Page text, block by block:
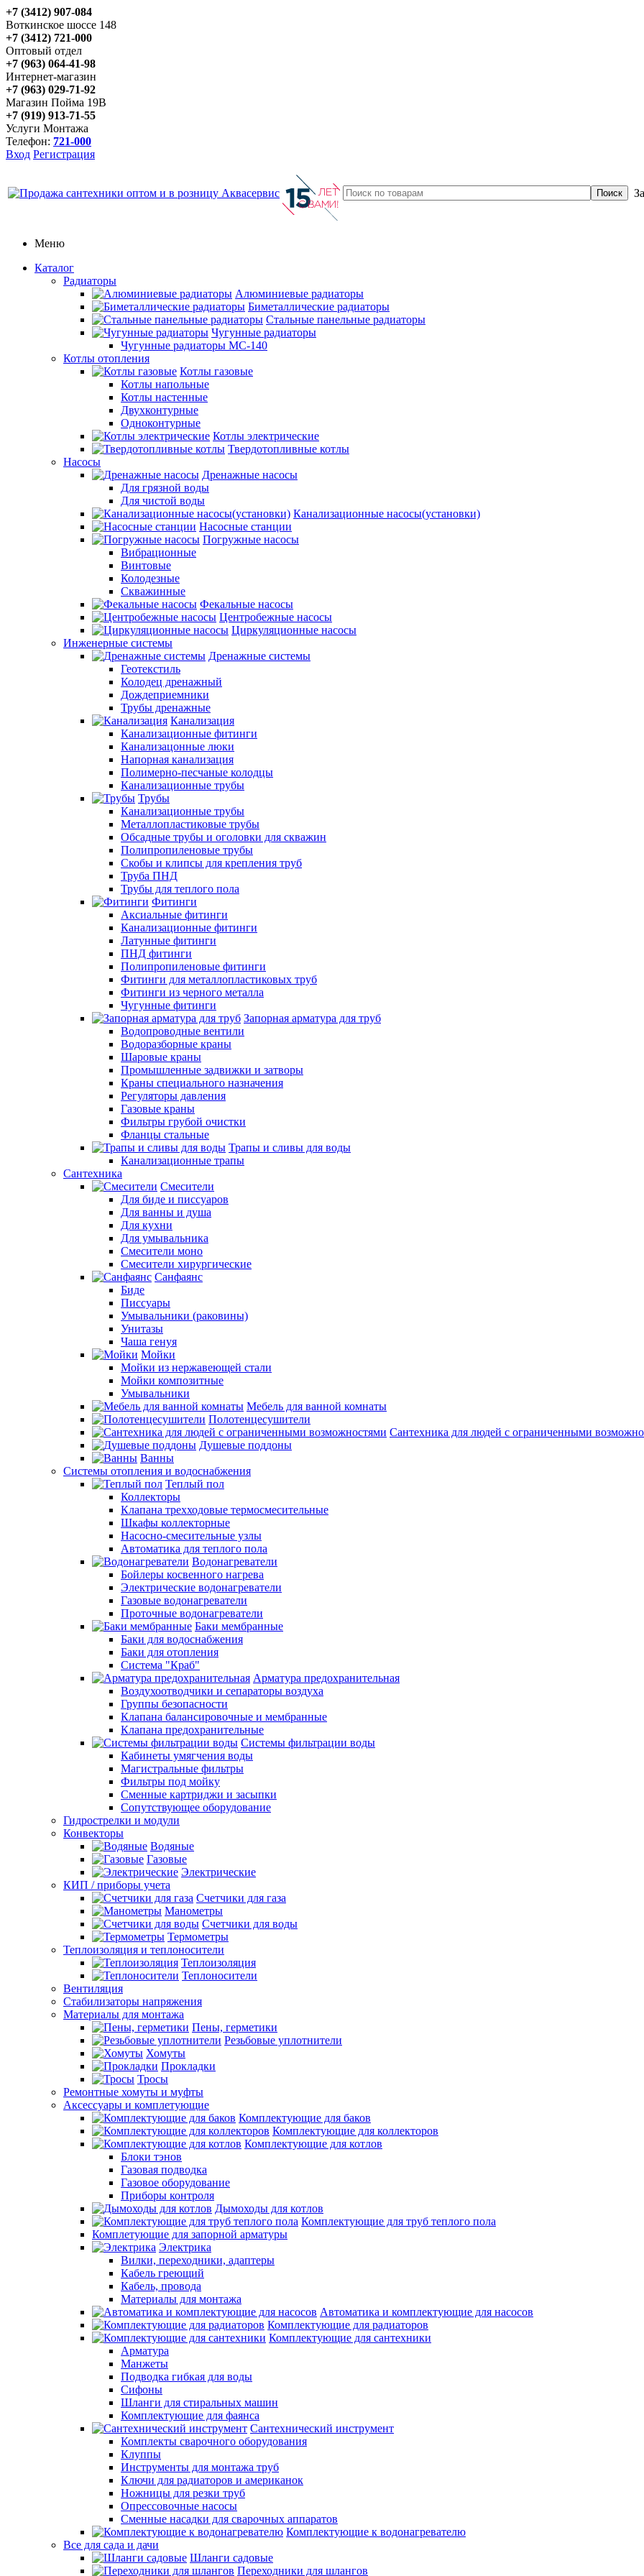
+7 (3412) 907-084
Воткинское шоссе 148
+7 (3412) 721-000
Оптовый отдел
+7 (963) 064-41-98
Интернет-магазин
+7 (963) 029-71-92
Магазин Пойма 19В
+7 (919) 913-71-55
Услуги Монтажа
Телефон: 721-000
Вход Регистрация
Меню
Каталог
Радиаторы
Алюминиевые радиаторы
Биметаллические радиаторы
Стальные панельные радиаторы
Чугунные радиаторы
Чугунные радиаторы МС-140
Котлы отопления
Котлы газовые
Котлы напольные
Котлы настенные
Двухконтурные
Одноконтурные
Котлы электрические
Твердотопливные котлы
Насосы
Дренажные насосы
Для грязной воды
Для чистой воды
Канализационные насосы(установки)
Насосные станции
Погружные насосы
Вибрационные
Винтовые
Колодезные
Скважинные
Фекальные насосы
Центробежные насосы
Циркуляционные насосы
Инженерные системы
Дренажные системы
Геотекстиль
Колодец дренажный
Дождеприемники
Трубы дренажные
Канализация
Канализационные фитинги
Канализацонные люки
Напорная канализация
Полимерно-песчаные колодцы
Канализационные трубы
Трубы
Канализационные трубы
Металлопластиковые трубы
Обсадные трубы и оголовки для скважин
Полипропиленовые трубы
Скобы и клипсы для крепления труб
Труба ПНД
Трубы для теплого пола
Фитинги
Аксиальные фитинги
Канализационные фитинги
Латунные фитинги
ПНД фитинги
Полипропиленовые фитинги
Фитинги для металлопластиковых труб
Фитинги из черного металла
Чугунные фитинги
Запорная арматура для труб
Водопроводные вентили
Водоразборные краны
Шаровые краны
Промышленные задвижки и затворы
Краны специального назначения
Регуляторы давления
Газовые краны
Фильтры грубой очистки
Фланцы стальные
Трапы и сливы для воды
Канализационные трапы
Сантехника
Смесители
Для биде и писсуаров
Для ванны и душа
Для кухни
Для умывальника
Смесители моно
Смесители хирургические
Санфаянс
Биде
Писсуары
Умывальники (раковины)
Унитазы
Чаша генуя
Мойки
Мойки из нержавеющей стали
Мойки композитные
Умывальники
Мебель для ванной комнаты
Полотенцесушители
Сантехника для людей с ограниченными
Душевые поддоны
Ванны
Системы отопления и водоснабжения
Теплый пол
Коллекторы
Клапана трехходовые термосмесительные
Шкафы коллекторные
Насосно-смесительные узлы
Автоматика для теплого пола
Водонагреватели
Бойлеры косвенного нагрева
Электрические водонагреватели
Газовые водонагреватели
Проточные водонагреватели
Баки мембранные
Баки для водоснабжения
Баки для отопления
Система "Краб"
Арматура предохранительная
Воздухоотводчики и сепараторы воздуха
Группы безопасности
Клапана балансировочные и мембранные
Клапана предохранительные
Системы фильтрации воды
Кабинеты умягчения воды
Магистральные фильтры
Фильтры под мойку
Сменные картриджи и засыпки
Сопутствующее оборудование
Гидрострелки и модули
Конвекторы
Водяные
Газовые
Электрические
КИП / приборы учета
Счетчики для газа
Манометры
Счетчики для воды
Термометры
Теплоизоляция и теплоносители
Теплоизоляция
Теплоносители
Вентиляция
Стабилизаторы напряжения
Материалы для монтажа
Пены, герметики
Резьбовые уплотнители
Хомуты
Прокладки
Тросы
Ремонтные хомуты и муфты
Аксессуары и комплетующие
Комплектующие для баков
Комплектующие для коллекторов
Комплектующие для котлов
Блоки тэнов
Газовая подводка
Газовое оборудование
Приборы контроля
Дымоходы для котлов
Комплектующие для труб теплого пола
Комплетующие для запорной арматуры
Электрика
Вилки, переходники, адаптеры
Кабель греющий
Кабель, провода
Материалы для монтажа
Автоматика и комплектующие для насосов
Комплектующие для радиаторов
Комплектующие для сантехники
Арматура
Манжеты
Подводка гибкая для воды
Сифоны
Шланги для стиральных машин
Комплектующие для фаянса
Сантехнический инструмент
Комплекты сварочного оборудования
Клуппы
Инструменты для монтажа труб
Ключи для радиаторов и американок
Ножницы для резки труб
Опрессовочные насосы
Сменные насадки для сварочных аппаратов
Комплектующие к водонагревателю
Все для сада и дачи
Шланги садовые
Переходники для шлангов